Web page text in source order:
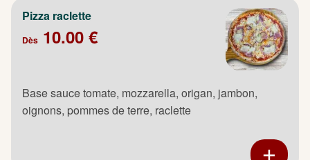
Pizza raclette
Dès 10.00 €
Base sauce tomate, mozzarella, origan, jambon,
oignons, pommes de terre, raclette